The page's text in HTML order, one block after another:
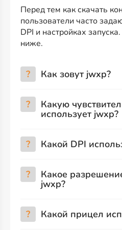
Перед тем как скачать
пользователи часто
DPI и настройках
ниже.
? Как зовут jwxp?
? Какую
использует jwxp?
? Какой DPI
? Какое
jwxp?
? Какой прицел